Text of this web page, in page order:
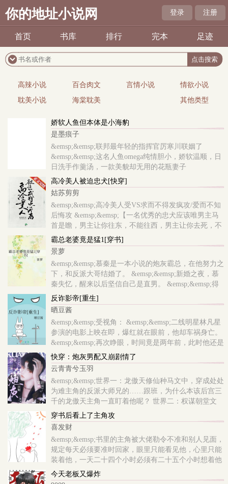
你的地址小说网 登录 注册
首页 书库 排行 完本 足迹
高辣小说 百合肉文 言情小说
情欲小说
耽美小说
海棠耽美 其他类型
娇软人鱼但本体是小海豹
是墨痕子
&emsp;&emsp;联邦最年轻的指挥官厉寒川联姻了
&emsp;&emsp;这名人鱼omega纯情胆小，娇软温顺，日
日洗手作羹汤，一款美貌却无用的花瓶妻子
&emsp;&emsp;新婚当晚，他俊脸一沉，没等..
高冷美人被迫忠犬[快穿]
姑苏剪剪
&emsp;&emsp;高冷美人受VS求而不得发疯攻/爱而不知
后悔攻 &emsp;&emsp;【一名优秀的忠犬应该唯男主马
首是瞻，男主让你往东，不能往西，男主让你去死，不
能苟活。】 &emsp;&emsp;【一名优秀的忠犬应该将男
主的安危放在首位，男主生病你陪护，男主..
霸总老婆竟是猛1[穿书]
景萝
&emsp;&emsp;慕秦是一本小说的炮灰霸总，在他努力之
下，和反派大哥结婚了。 &emsp;&emsp;新婚之夜，慕
秦失忆，醒来以后坚信自己是直男。 &emsp;&emsp;得
知自己老婆是男人，慕秦：这不合理，我怎么是弯的？
&emsp;&emsp;为恢复记忆，慕秦勉强和大哥生活在..
反诈影帝[重生]
晒豆酱
&emsp;&emsp;受视角： &emsp;&emsp;二线明星林凡星
参演的电影上映在即，爆红就在眼前，他却车祸身亡。
&emsp;&emsp;再次睁眼，时间竟是两年前，此时他还是
十八线小糊咖，凭脸混圈，和20岁影帝秦昕谈地下情。
&emsp;&emsp;但这个影帝男友会冷暴力、pua、劈腿，
借..
快穿：炮灰男配又崩剧情了
云青青兮玉羽
&emsp;&emsp;世界一：龙傲天修仙种马文中，穿成处处
为难主角的反派大师兄的……跟班，为什么本该后宫三
千的龙傲天主角一直盯着他呢？ 世界二：权谋朝堂文
中，他是恶毒愚蠢爱美纨绔假·万人嫌，对照组是品格
高洁才华横溢真·万人迷..
穿书后看上了主角攻
喜发财
&emsp;&emsp;书里的主角被大佬勒令不准和别人见面，
规定每天必须要准时回家，眼里只能看见他，心里只能
装着他，一天二十四个小时必须有二十五个小时想着他
&emsp;&emsp;主角深感折磨，一心想回到自己的白月光
身边，于是，他逃，他追，..
今天老板又爆炸